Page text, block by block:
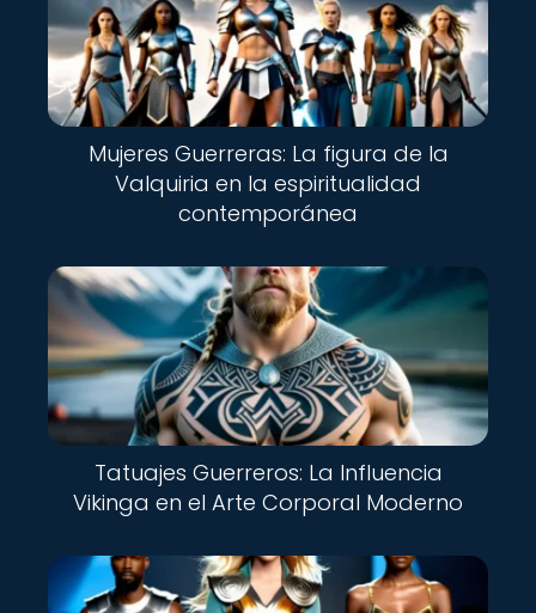
Mujeres Guerreras: La figura de la
Valquiria en la espiritualidad
contemporánea
Tatuajes Guerreros: La Influencia
Vikinga en el Arte Corporal Moderno